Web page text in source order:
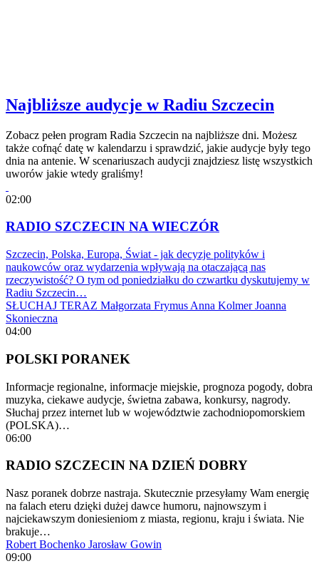
Najbliższe audycje w Radiu Szczecin
Zobacz pełen program Radia Szczecin na najbliższe dni. Możesz
także cofnąć datę w kalendarzu i sprawdzić, jakie audycje były tego
dnia na antenie. W scenariuszach audycji znajdziesz listę wszystkich
uworów jakie wtedy graliśmy!
02:00
RADIO SZCZECIN NA WIECZÓR
Szczecin, Polska, Europa, Świat - jak decyzje polityków i
naukowców oraz wydarzenia wpływają na otaczającą nas
rzeczywistość? O tym od poniedziałku do czwartku dyskutujemy w
Radiu Szczecin…
SŁUCHAJ TERAZ Małgorzata Frymus Anna Kolmer Joanna
Skonieczna
04:00
POLSKI PORANEK
Informacje regionalne, informacje miejskie, prognoza pogody, dobra
muzyka, ciekawe audycje, świetna zabawa, konkursy, nagrody.
Słuchaj przez internet lub w województwie zachodniopomorskiem
(POLSKA)…
06:00
RADIO SZCZECIN NA DZIEŃ DOBRY
Nasz poranek dobrze nastraja. Skutecznie przesyłamy Wam energię
na falach eteru dzięki dużej dawce humoru, najnowszym i
najciekawszym doniesieniom z miasta, regionu, kraju i świata. Nie
brakuje…
Robert Bochenko Jarosław Gowin
09:00